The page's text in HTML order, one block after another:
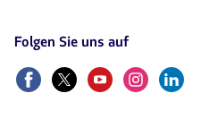
Folgen Sie uns auf
FacebookTwitterYoutubeInstagram
Linkedin